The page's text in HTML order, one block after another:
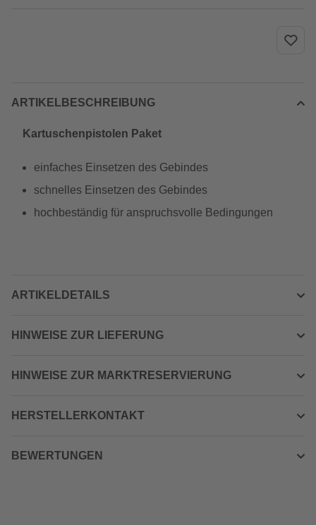
ARTIKELBESCHREIBUNG
Kartuschenpistolen Paket
einfaches Einsetzen des Gebindes
schnelles Einsetzen des Gebindes
hochbeständig für anspruchsvolle Bedingungen
ARTIKELDETAILS
HINWEISE ZUR LIEFERUNG
HINWEISE ZUR MARKTRESERVIERUNG
HERSTELLERKONTAKT
BEWERTUNGEN